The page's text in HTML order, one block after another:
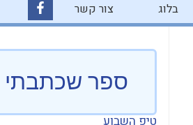
בלוג צור קשר
c
b
o
k
f
ספר שכתבתי
טיפ השבוע